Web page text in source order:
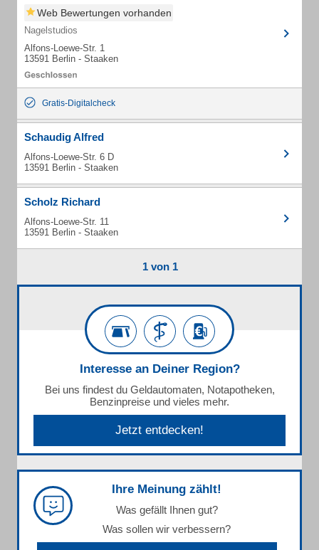
Web Bewertungen vorhanden
Nagelstudios
Alfons-Loewe-Str. 1
13591 Berlin - Staaken
Gratis-Digitalcheck
Schaudig Alfred
Alfons-Loewe-Str. 6 D
13591 Berlin - Staaken
Scholz Richard
Alfons-Loewe-Str. 11
13591 Berlin - Staaken
1 von 1
Interesse an Deiner Region?
Bei uns findest du Geldautomaten, Notapotheken,
Benzinpreise und vieles mehr.
Jetzt entdecken!
Ihre Meinung zählt!
Was gefällt Ihnen gut?
Was sollen wir verbessern?